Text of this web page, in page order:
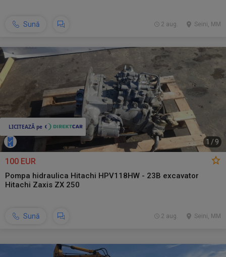
Sună Seini, MM
2 aug.
1 / 9
100 EUR
Pompa hidraulica Hitachi HPV118HW - 23B excavator
Hitachi Zaxis ZX 250
Sună Seini, MM
2 aug.